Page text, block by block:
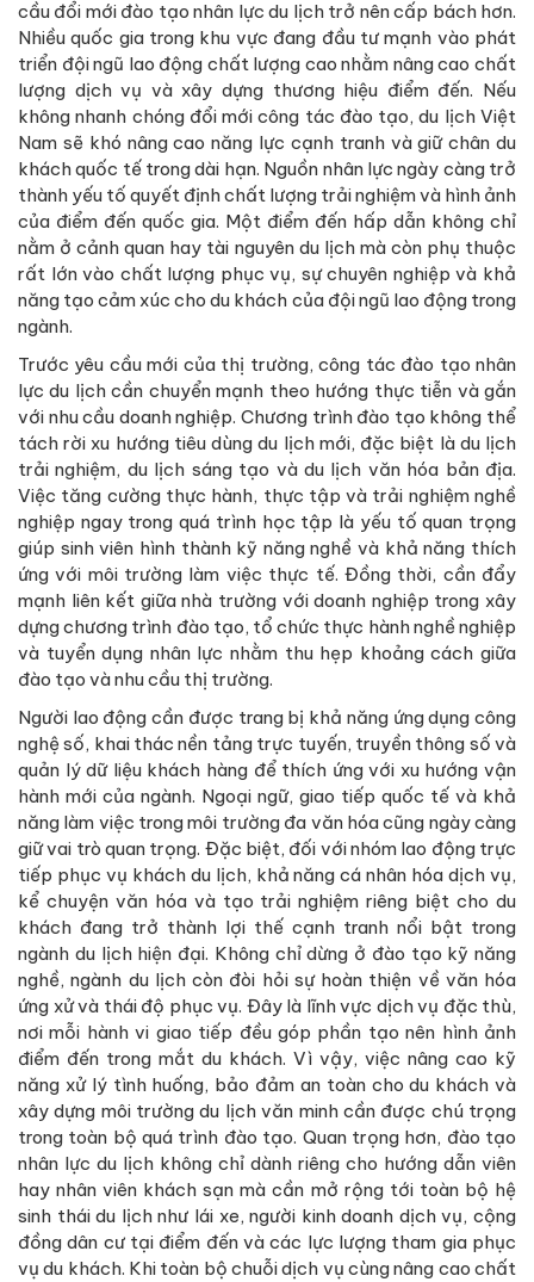
cầu đổi mới đào tạo nhân lực du lịch trở nên cấp bách hơn.
Nhiều quốc gia trong khu vực đang đầu tư mạnh vào phát
triển đội ngũ lao động chất lượng cao nhằm nâng cao chất
lượng dịch vụ và xây dựng thương hiệu điểm đến. Nếu
không nhanh chóng đổi mới công tác đào tạo, du lịch Việt
Nam sẽ khó nâng cao năng lực cạnh tranh và giữ chân du
khách quốc tế trong dài hạn. Nguồn nhân lực ngày càng trở
thành yếu tố quyết định chất lượng trải nghiệm và hình ảnh
của điểm đến quốc gia. Một điểm đến hấp dẫn không chỉ
nằm ở cảnh quan hay tài nguyên du lịch mà còn phụ thuộc
rất lớn vào chất lượng phục vụ, sự chuyên nghiệp và khả
năng tạo cảm xúc cho du khách của đội ngũ lao động trong
ngành.
Trước yêu cầu mới của thị trường, công tác đào tạo nhân
lực du lịch cần chuyển mạnh theo hướng thực tiễn và gắn
với nhu cầu doanh nghiệp. Chương trình đào tạo không thể
tách rời xu hướng tiêu dùng du lịch mới, đặc biệt là du lịch
trải nghiệm, du lịch sáng tạo và du lịch văn hóa bản địa.
Việc tăng cường thực hành, thực tập và trải nghiệm nghề
nghiệp ngay trong quá trình học tập là yếu tố quan trọng
giúp sinh viên hình thành kỹ năng nghề và khả năng thích
ứng với môi trường làm việc thực tế. Đồng thời, cần đẩy
mạnh liên kết giữa nhà trường với doanh nghiệp trong xây
dựng chương trình đào tạo, tổ chức thực hành nghề nghiệp
và tuyển dụng nhân lực nhằm thu hẹp khoảng cách giữa
đào tạo và nhu cầu thị trường.
Người lao động cần được trang bị khả năng ứng dụng công
nghệ số, khai thác nền tảng trực tuyến, truyền thông số và
quản lý dữ liệu khách hàng để thích ứng với xu hướng vận
hành mới của ngành. Ngoại ngữ, giao tiếp quốc tế và khả
năng làm việc trong môi trường đa văn hóa cũng ngày càng
giữ vai trò quan trọng. Đặc biệt, đối với nhóm lao động trực
tiếp phục vụ khách du lịch, khả năng cá nhân hóa dịch vụ,
kể chuyện văn hóa và tạo trải nghiệm riêng biệt cho du
khách đang trở thành lợi thế cạnh tranh nổi bật trong
ngành du lịch hiện đại. Không chỉ dừng ở đào tạo kỹ năng
nghề, ngành du lịch còn đòi hỏi sự hoàn thiện về văn hóa
ứng xử và thái độ phục vụ. Đây là lĩnh vực dịch vụ đặc thù,
nơi mỗi hành vi giao tiếp đều góp phần tạo nên hình ảnh
điểm đến trong mắt du khách. Vì vậy, việc nâng cao kỹ
năng xử lý tình huống, bảo đảm an toàn cho du khách và
xây dựng môi trường du lịch văn minh cần được chú trọng
trong toàn bộ quá trình đào tạo. Quan trọng hơn, đào tạo
nhân lực du lịch không chỉ dành riêng cho hướng dẫn viên
hay nhân viên khách sạn mà cần mở rộng tới toàn bộ hệ
sinh thái du lịch như lái xe, người kinh doanh dịch vụ, cộng
đồng dân cư tại điểm đến và các lực lượng tham gia phục
vụ du khách. Khi toàn bộ chuỗi dịch vụ cùng nâng cao chất